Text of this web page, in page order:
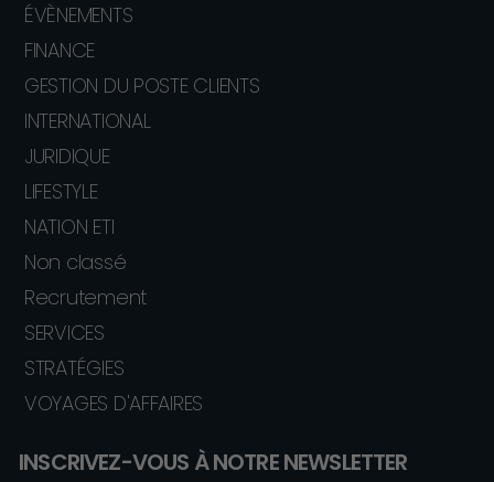
ÉVÈNEMENTS
FINANCE
GESTION DU POSTE CLIENTS
INTERNATIONAL
JURIDIQUE
LIFESTYLE
NATION ETI
Non classé
Recrutement
SERVICES
STRATÉGIES
VOYAGES D'AFFAIRES
INSCRIVEZ-VOUS À NOTRE NEWSLETTER